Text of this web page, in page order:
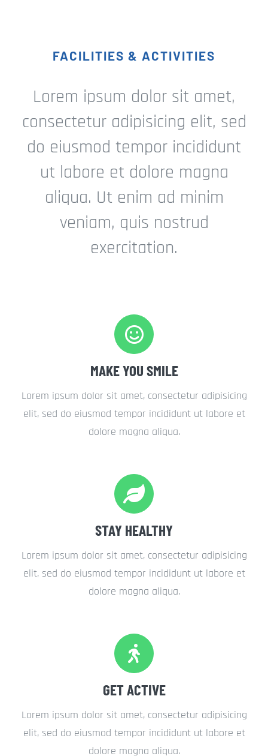
FACILITIES & ACTIVITIES
Lorem ipsum dolor sit amet,
consectetur adipisicing elit, sed
do eiusmod tempor incididunt
ut labore et dolore magna
aliqua. Ut enim ad minim
veniam, quis nostrud
exercitation.
MAKE YOU SMILE
Lorem ipsum dolor sit amet, consectetur adipisicing
elit, sed do eiusmod tempor incididunt ut labore et
dolore magna aliqua.
STAY HEALTHY
Lorem ipsum dolor sit amet, consectetur adipisicing
elit, sed do eiusmod tempor incididunt ut labore et
dolore magna aliqua.
GET ACTIVE
Lorem ipsum dolor sit amet, consectetur adipisicing
elit, sed do eiusmod tempor incididunt ut labore et
dolore magna aliqua.